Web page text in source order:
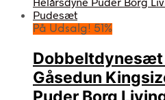
På Udsalg! 51%
Gåsedun